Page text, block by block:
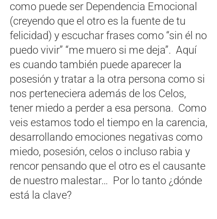
como puede ser Dependencia Emocional
(creyendo que el otro es la fuente de tu
felicidad) y escuchar frases como “sin él no
puedo vivir” “me muero si me deja”. Aquí
es cuando también puede aparecer la
posesión y tratar a la otra persona como si
nos perteneciera además de los Celos,
tener miedo a perder a esa persona. Como
veis estamos todo el tiempo en la carencia,
desarrollando emociones negativas como
miedo, posesión, celos o incluso rabia y
rencor pensando que el otro es el causante
de nuestro malestar… Por lo tanto ¿dónde
está la clave?